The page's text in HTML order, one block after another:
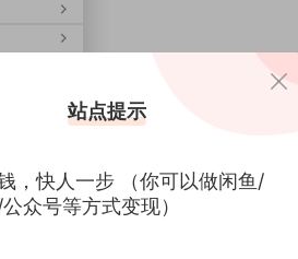
站点提示
，快人一步 （你可以做闲鱼/
众号等方式变现）